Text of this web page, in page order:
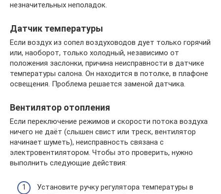
незначительных неполадок.
Датчик температуры
Если воздух из сопел воздуховодов дует только горячий
или, наоборот, только холодный, независимо от
положения заслонки, причина неисправности в датчике
температуры салона. Он находится в потолке, в плафоне
освещения. Проблема решается заменой датчика.
Вентилятор отопления
Если переключение режимов и скорости потока воздуха
ничего не даёт (слышен свист или треск, вентилятор
начинает шуметь), неисправность связана с
электровентилятором. Чтобы это проверить, нужно
выполнить следующие действия:
Установите ручку регулятора температуры в